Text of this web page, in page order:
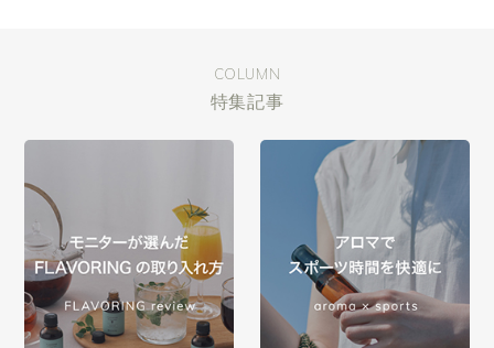
COLUMN
特集記事